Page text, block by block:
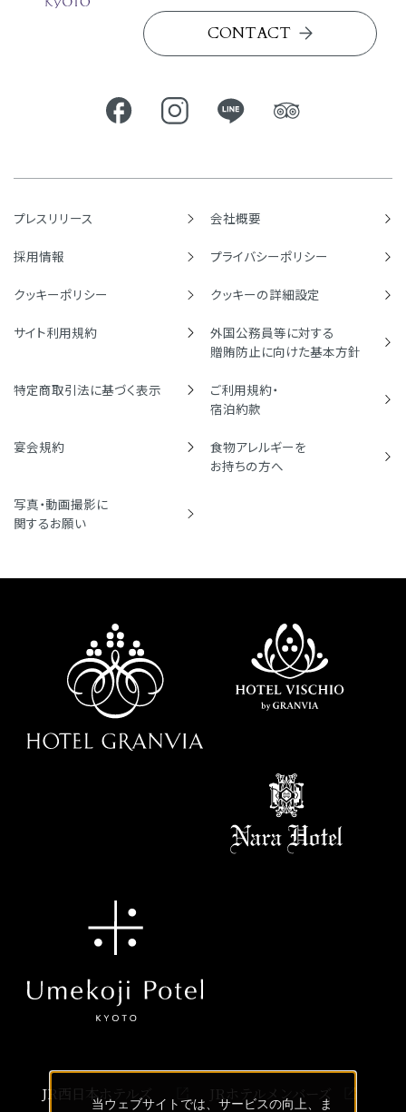
CONTACT
プレスリリース 会社概要
採用情報 プライバシーポリシー
クッキーポリシー クッキーの詳細設定
サイト利用規約
外国公務員等に対する
贈賄防止に向けた基本方針
特定商取引法に基づく表示
ご利用規約・
宿泊約款
宴会規約
食物アレルギーを
お持ちの方へ
写真・動画撮影に
関するお願い
JR西日本ホテルズ JRホテルメンバーズ
当ウェブサイトでは、サービスの向上、ま